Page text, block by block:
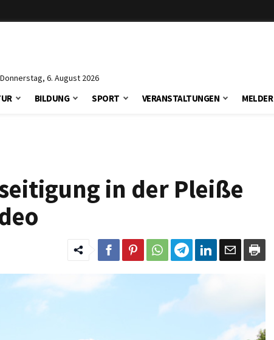
Donnerstag, 6. August 2026
BILDUNG SPORT VERANSTALTUNGEN MELDER
in der Pleiße